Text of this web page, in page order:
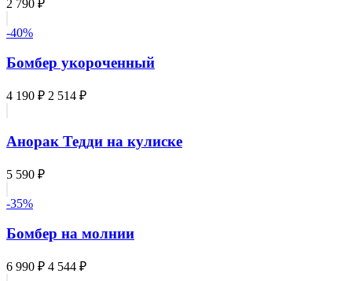
2 790 ₽
-40%
Бомбер укороченный
4 190 ₽ 2 514 ₽
Анорак Тедди на кулиске
5 590 ₽
-35%
Бомбер на молнии
6 990 ₽ 4 544 ₽